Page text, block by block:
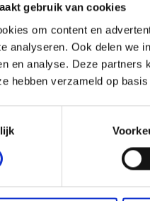
gebruik van cookies
om content en
analyseren. Ook delen we
en analyse. Deze partners
hebben verzameld op
3.55
expire le 31/08/2026
toutes les options
Soyez
offres